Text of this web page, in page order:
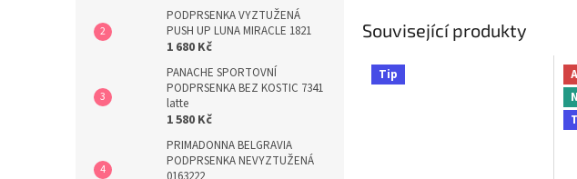
PODPRSENKA VYZTUŽENÁ
PUSH UP LUNA MIRACLE 1821
1 680 Kč
PANACHE SPORTOVNÍ
PODPRSENKA BEZ KOSTIC 7341
latte
1 580 Kč
PRIMADONNA BELGRAVIA
PODPRSENKA NEVYZTUŽENÁ
Související produkty
Tip